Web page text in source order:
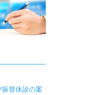
振替休診の案